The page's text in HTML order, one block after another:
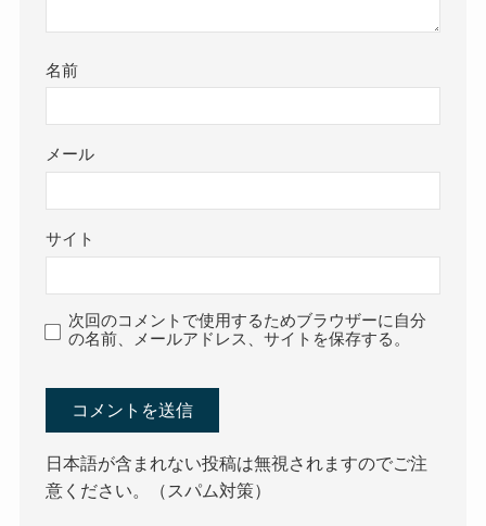
名前
メール
サイト
次回のコメントで使用するためブラウザーに自分
の名前、メールアドレス、サイトを保存する。
日本語が含まれない投稿は無視されますのでご注
意ください。（スパム対策）